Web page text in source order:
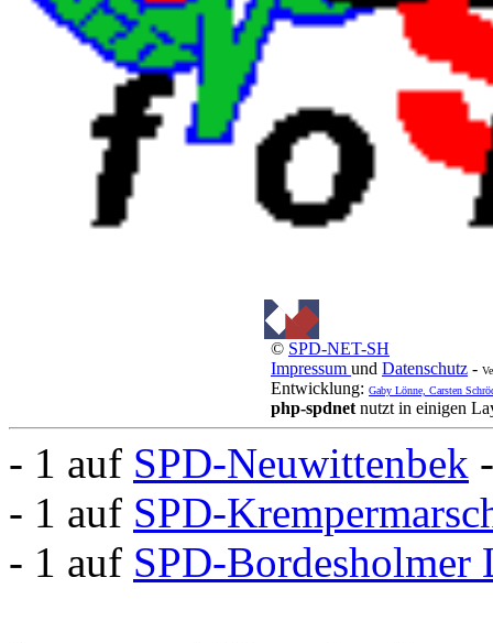
© SPD-NET-SH
Impressum und Datenschutz -
Entwicklung: Gaby Lönne, Carsten
php-spdnet nutzt in einigen
- 1 auf SPD-Neuwittenbek
- 1 auf SPD-
- 1 auf SPD-Bordesholmer